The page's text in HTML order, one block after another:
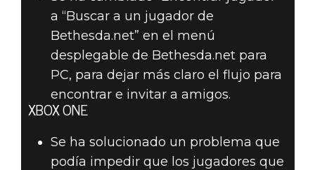
a “Buscar a un jugador de
Bethesda.net” en el menú
desplegable de Bethesda.net para
PC, para dejar más claro el flujo para
encontrar e invitar a amigos.
XBOX ONE
Se ha solucionado un problema que
podía impedir que los jugadores que